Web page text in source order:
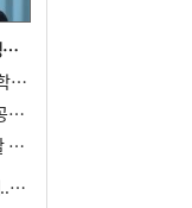
이 대통령 "청년들 거의 취약계층…핵심 정책 재편""
이 대통령 "육사가 쿠데타 3번 벌여…사관학교 통합 신속히 추진"
이 대통령, "메아리 없는 함성 같지만 평화공존책 계속해야"
李 “형소법 개정 논란 있으나 입법권 부정할 만큼은 아냐”(종합)
이 대통령 "의견 다르다고 거부권 사용못해.. 입법권 부정할 상황이라 보기 어려워"